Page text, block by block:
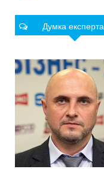
Думка експерта